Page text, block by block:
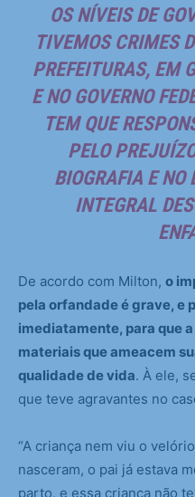
OS NÍVEIS DE
TIVEMOS CRIMES
PREFEITURAS, EM
E NO GOVERNO
TEM QUE
PELO
BIOGRAFIA E NO
INTEGRAL
De acordo com Milton, o
pela orfandade é grave, e
imediatamente, para que
materiais que ameacem
qualidade de vida. À ele,
que teve agravantes no
“A criança nem viu o
nasceram, o pai já estava
parto, e essa criança não